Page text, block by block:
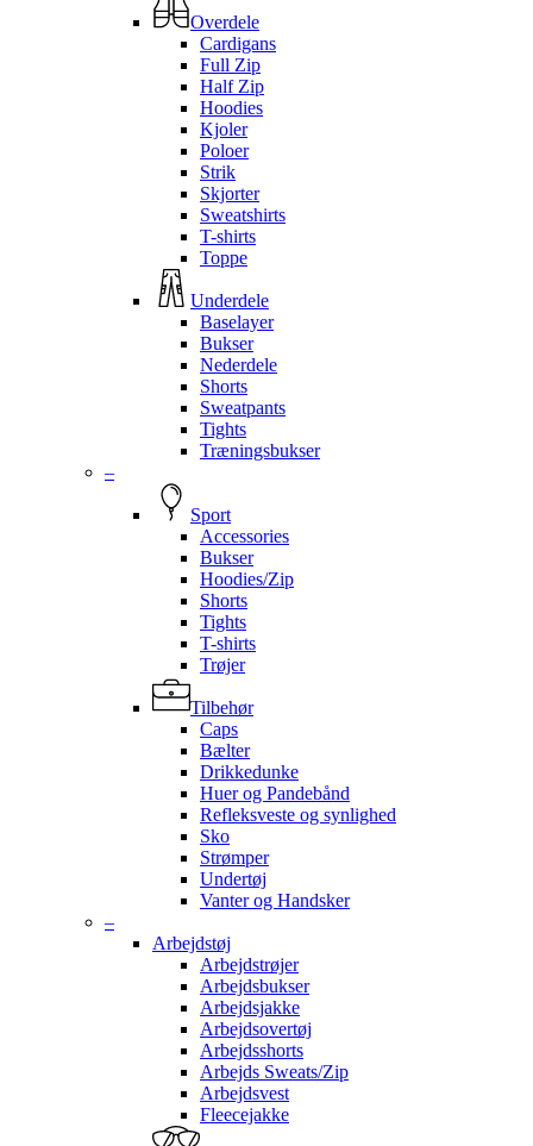
Overdele
Cardigans
Full Zip
Half Zip
Hoodies
Kjoler
Poloer
Strik
Skjorter
Sweatshirts
T-shirts
Toppe
Underdele
Baselayer
Bukser
Nederdele
Shorts
Sweatpants
Tights
Træningsbukser
–
Sport
Accessories
Bukser
Hoodies/Zip
Shorts
Tights
T-shirts
Trøjer
Tilbehør
Caps
Bælter
Drikkedunke
Huer og Pandebånd
Refleksveste og synlighed
Sko
Strømper
Undertøj
Vanter og Handsker
–
Arbejdstøj
Arbejdstrøjer
Arbejdsbukser
Arbejdsjakke
Arbejdsovertøj
Arbejdsshorts
Arbejds Sweats/Zip
Arbejdsvest
Fleecejakke